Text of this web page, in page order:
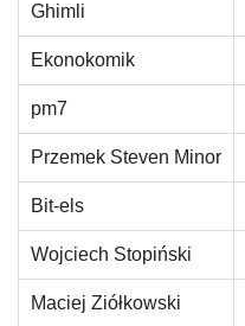
Ghimli
Ekonokomik
pm7
Przemek Steven Minor
Bit-els
Wojciech Stopiński
Maciej Ziółkowski